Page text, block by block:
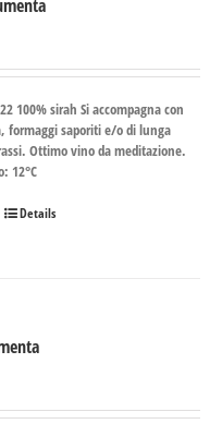
100% sirah Si accompagna con
formaggi saporiti e/o di lunga
Ottimo vino da meditazione.
12°C
Details